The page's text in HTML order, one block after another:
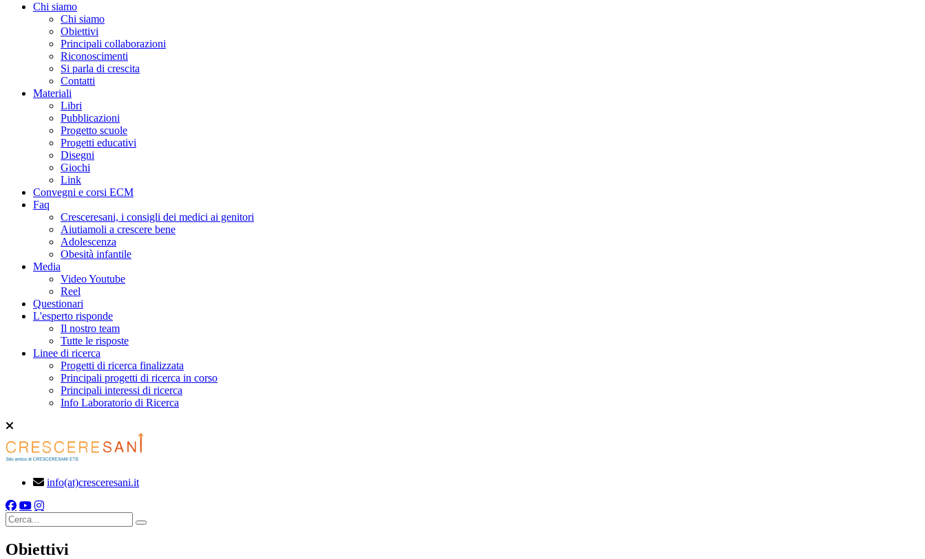
Chi siamo
Chi siamo
Obiettivi
Principali collaborazioni
Riconoscimenti
Si parla di crescita
Contatti
Materiali
Libri
Pubblicazioni
Progetto scuole
Progetti educativi
Disegni
Giochi
Link
Convegni e corsi ECM
Faq
Cresceresani, i consigli dei medici ai genitori
Aiutiamoli a crescere bene
Adolescenza
Obesità infantile
Media
Video Youtube
Reel
Questionari
L'esperto risponde
Il nostro team
Tutte le risposte
Linee di ricerca
Progetti di ricerca finalizzata
Principali progetti di ricerca in corso
Principali interessi di ricerca
Info Laboratorio di Ricerca
info(at)cresceresani.it
Cerca
Obiettivi